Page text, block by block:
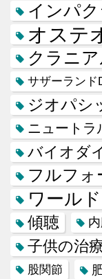
インパ
オステ
クラニ
サザーランド
ジオパシ
ニュートラ
バイオダ
フルフォ
ワール
傾聴
子供の治
股関節